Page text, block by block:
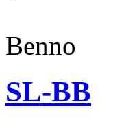
Benno
SL-BB